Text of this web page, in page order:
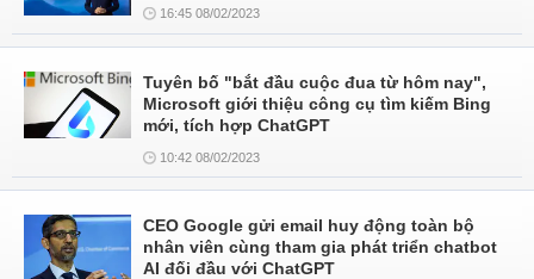
16:45 08/02/2023
Tuyên bố "bắt đầu cuộc đua từ hôm nay",
Microsoft giới thiệu công cụ tìm kiếm Bing
mới, tích hợp ChatGPT
10:42 08/02/2023
CEO Google gửi email huy động toàn bộ
nhân viên cùng tham gia phát triển chatbot
AI đối đầu với ChatGPT